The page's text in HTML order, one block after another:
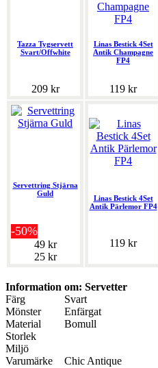
Tazza Tygservett
Svart/Offwhite
209 kr
Linas Bestick 4Set
Antik Champagne
FP4
119 kr
Servettring Stjärna
Guld
-50%
49 kr
25 kr
Linas Bestick 4Set
Antik Pärlemor FP4
119 kr
Information om: Servetter
Färg
Svart
Mönster
Enfärgat
Material
Bomull
Storlek
Miljö
Varumärke
Chic Antique